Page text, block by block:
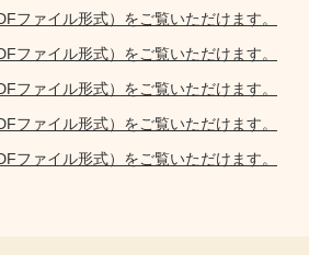
ファイル形式）をご覧いただけます。
ファイル形式）をご覧いただけます。
ファイル形式）をご覧いただけます。
ファイル形式）をご覧いただけます。
ファイル形式）をご覧いただけます。